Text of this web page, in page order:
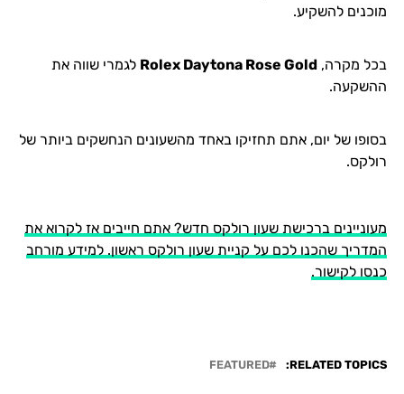
מוכנים להשקיע.
בכל מקרה, Rolex Daytona Rose Gold לגמרי שווה את
ההשקעה.
בסופו של יום, אתם תחזיקו באחד מהשעונים הנחשקים ביותר של
רולקס.
מעוניינים ברכישת שעון רולקס חדש? אתם חייבים אז לקרוא את
המדריך שהכנו לכם על קניית שעון רולקס ראשון. למידע מורחב
כנסו לקישור.
RELATED TOPICS:
FEATURED